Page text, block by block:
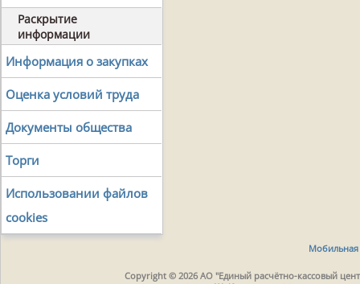
Раскрытие
информации
Информация о закупках
Оценка условий труда
Документы общества
Торги
Использовании файлов
cookies
Мобильная
Copyright © 2026 АО "Единый расчётно-кассовый